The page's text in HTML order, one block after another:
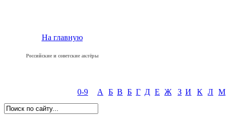
На главную
Российские и советские актёры
0-9 А Б В Б Г Д Е Ж З И К Л М